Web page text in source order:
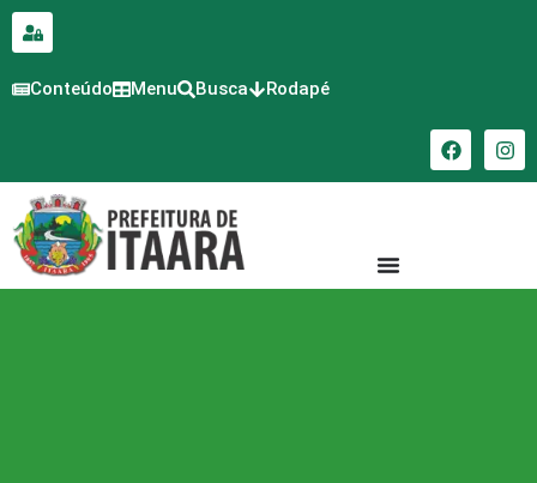
conteúdo
Conteúdo Menu Busca Rodapé